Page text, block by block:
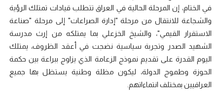
في الختام، إن المرحلة الحالية في العراق تتطلب قيادات تمتلك الرؤية
والشجاعة للانتقال من مرحلة "إدارة الصراعات" إلى مرحلة "صناعة
الاستقرار القيمي"، والشيخ الخزعلي بما يمتلكه من إرث مدرسة
الشهيد الصدر وتجربة سياسية نضجت في أعقد الظروف، يمتلك
اليوم القدرة على تقديم نموذج الزعامة الذي يزاوج ببراعة بين حكمة
الحوزة وطموح الدولة، ليكون مظلة وطنية يستظل بها جميع
العراقيين بمختلف انتماءاتهم.